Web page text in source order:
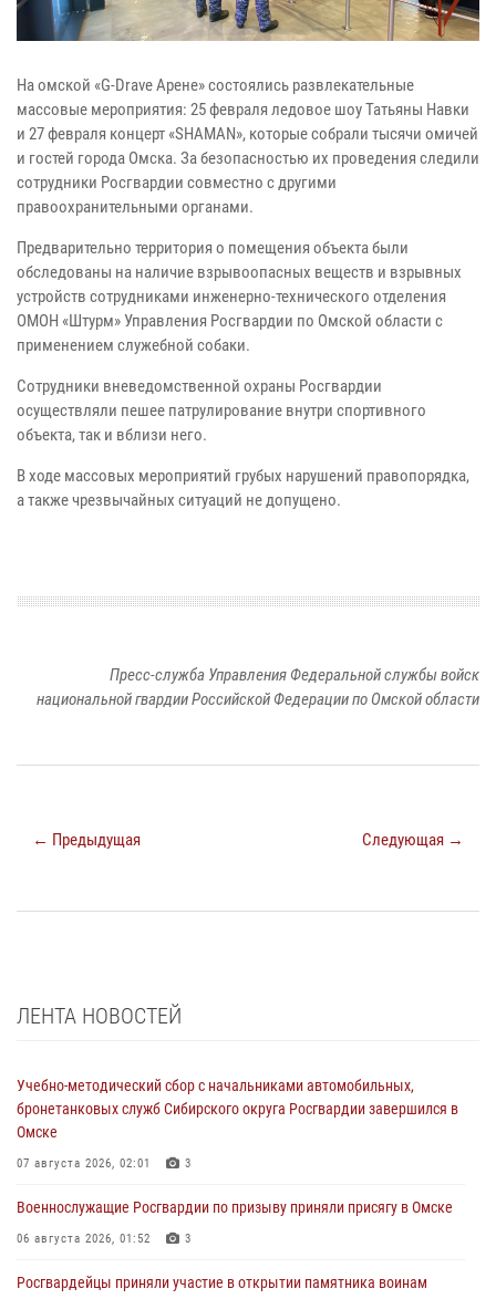
На омской «G-Drave Арене» состоялись развлекательные
массовые мероприятия: 25 февраля ледовое шоу Татьяны Навки
и 27 февраля концерт «SHAMAN», которые собрали тысячи омичей
и гостей города Омска. За безопасностью их проведения следили
сотрудники Росгвардии совместно с другими
правоохранительными органами.
Предварительно территория о помещения объекта были
обследованы на наличие взрывоопасных веществ и взрывных
устройств сотрудниками инженерно-технического отделения
ОМОН «Штурм» Управления Росгвардии по Омской области с
применением служебной собаки.
Cотрудники вневедомственной охраны Росгвардии
осуществляли пешее патрулирование внутри спортивного
объекта, так и вблизи него.
В ходе массовых мероприятий грубых нарушений правопорядка,
а также чрезвычайных ситуаций не допущено.
Пресс-служба Управления Федеральной службы войск
национальной гвардии Российской Федерации по Омской области
← Предыдущая Следующая →
ЛЕНТА НОВОСТЕЙ
Учебно-методический сбор с начальниками автомобильных,
бронетанковых служб Сибирского округа Росгвардии завершился в
Омске
07 августа 2026, 02:01 3
Военнослужащие Росгвардии по призыву приняли присягу в Омске
06 августа 2026, 01:52 3
Росгвардейцы приняли участие в открытии памятника воинам